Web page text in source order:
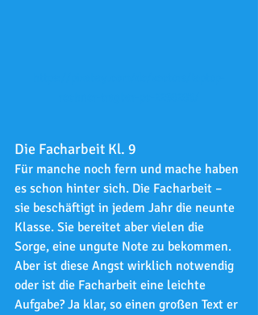
Die Facharbeit Kl. 9
Für manche noch fern und mache haben
es schon hinter sich. Die Facharbeit –
sie beschäftigt in jedem Jahr die neunte
Klasse. Sie bereitet aber vielen die
Sorge, eine ungute Note zu bekommen.
Aber ist diese Angst wirklich notwendig
oder ist die Facharbeit eine leichte
Aufgabe? Ja klar, so einen großen Text er